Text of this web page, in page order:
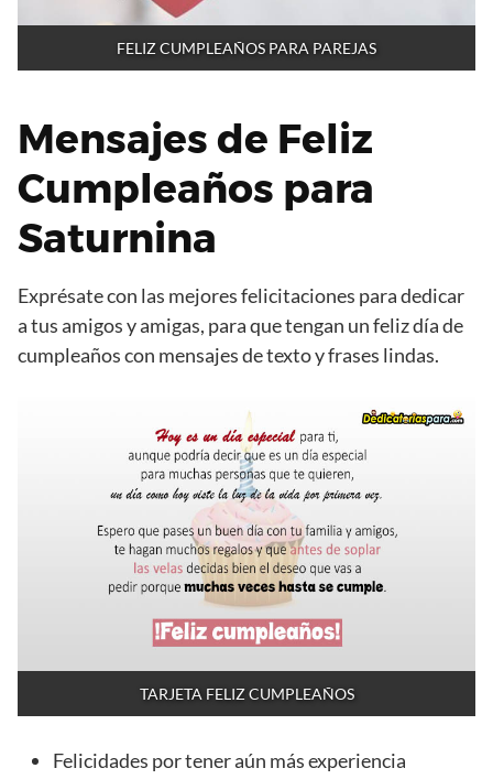
FELIZ CUMPLEAÑOS PARA PAREJAS
Mensajes de Feliz
Cumpleaños para
Saturnina
Exprésate con las mejores felicitaciones para dedicar
a tus amigos y amigas, para que tengan un feliz día de
cumpleaños con mensajes de texto y frases lindas.
TARJETA FELIZ CUMPLEAÑOS
Felicidades por tener aún más experiencia